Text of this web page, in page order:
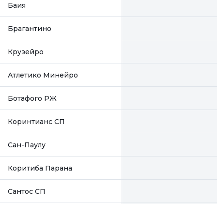
Баия
Брагантино
Крузейро
Атлетико Минейро
Ботафого РЖ
Коринтианс СП
Сан-Паулу
Коритиба Парана
Сантос СП